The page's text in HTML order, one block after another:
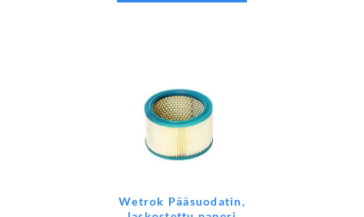
Wetrok Pääsuodatin,